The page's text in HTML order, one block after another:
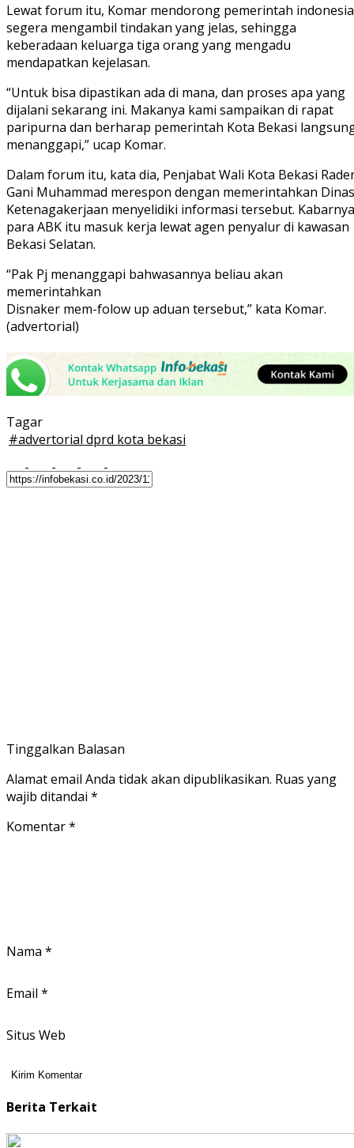
Lewat forum itu, Komar mendorong pemerintah indonesia
segera mengambil tindakan yang jelas, sehingga
keberadaan keluarga tiga orang yang mengadu
mendapatkan kejelasan.
“Untuk bisa dipastikan ada di mana, dan proses apa yang
dijalani sekarang ini. Makanya kami sampaikan di rapat
paripurna dan berharap pemerintah Kota Bekasi
menanggapi,” ucap Komar.
Dalam forum itu, kata dia, Penjabat Wali Kota Bekasi
Gani Muhammad merespon dengan memerintahkan Dinas
Ketenagakerjaan menyelidiki informasi tersebut.
para ABK itu masuk kerja lewat agen penyalur di kawasan
Bekasi Selatan.
“Pak Pj menanggapi bahwasannya beliau akan
memerintahkan
Disnaker mem-folow up aduan tersebut,” kata Komar.
(advertorial)
Tagar
#advertorial dprd kota bekasi
Tinggalkan Balasan
Alamat email Anda tidak akan dipublikasikan. Ruas yang
wajib ditandai *
Komentar*
Nama *
Email *
Situs Web
Berita Terkait